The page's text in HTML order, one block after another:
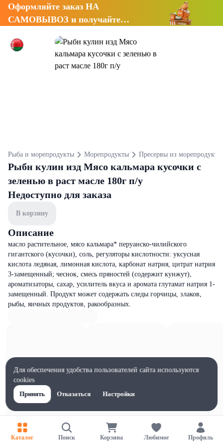
Оформляйте заказ НА
САМОВЫВОЗ и получайте
Рыба и морепродукты Морепродукты Пресервы из
Рыбн кулин изд Мясо кальмара кусочки с
зеленью в раст масле 180г п/у
Недоступно для заказа
В корзину
Описание
масло растительное, мясо кальмара* перуанско-чилийского
гигантского (кусочки), соль, регуляторы кислотности: уксусная
кислота ледяная, лимонная кислота, карбонат натрия, цитрат натрия
3-замещенный; чеснок, смесь пряностей (содержит кунжут),
ароматизаторы, сахар, усилитель вкуса и аромата глутамат натрия 1-
замещенный. Продукт может содержать следы горчицы, злаков,
рыбы, яичных продуктов, ракообразных.
Каталог Поиск Корзина Любимое Профиль
Для обеспечения удобства пользователей сайта используются
cookies
Принять
Отказаться Настройки